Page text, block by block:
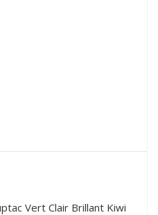
Vert Clair Brillant Kiwi